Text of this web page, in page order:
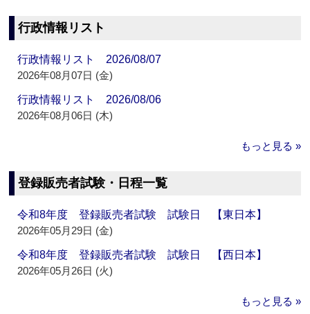
行政情報リスト
行政情報リスト 2026/08/07
2026年08月07日 (金)
行政情報リスト 2026/08/06
2026年08月06日 (木)
もっと見る »
登録販売者試験・日程一覧
令和8年度 登録販売者試験 試験日 【東日本】
2026年05月29日 (金)
令和8年度 登録販売者試験 試験日 【西日本】
2026年05月26日 (火)
もっと見る »